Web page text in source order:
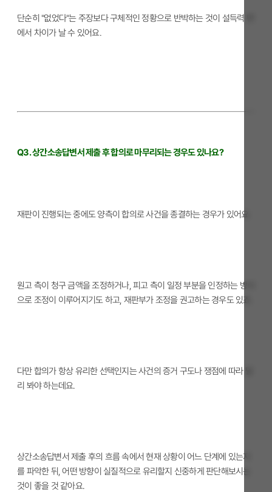
단순히 "없었다"는 주장보다 구체적인 정황으로 반박하는 것이 설득력 면
에서 차이가 날 수 있어요.
Q3. 상간소송답변서 제출 후 합의로 마무리되는 경우도 있나요?
재판이 진행되는 중에도 양측이 합의로 사건을 종결하는 경우가 있어요.
원고 측이 청구 금액을 조정하거나, 피고 측이 일정 부분을 인정하는 방식
으로 조정이 이루어지기도 하고, 재판부가 조정을 권고하는 경우도 있죠.
다만 합의가 항상 유리한 선택인지는 사건의 증거 구도나 쟁점에 따라 달
리 봐야 하는데요.
상간소송답변서 제출 후의 흐름 속에서 현재 상황이 어느 단계에 있는지
를 파악한 뒤, 어떤 방향이 실질적으로 유리할지 신중하게 판단해보시는
것이 좋을 것 같아요.